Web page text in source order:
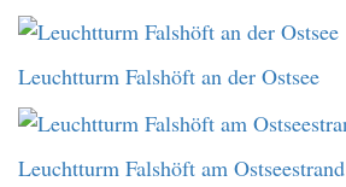
Leuchtturm Falshöft an der Ostsee
Leuchtturm Falshöft am Ostseestrand